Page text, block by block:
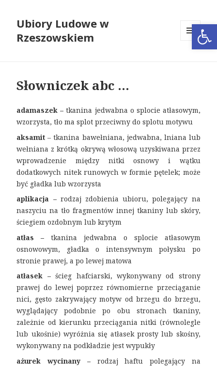
Ubiory Ludowe w
Rzeszowskiem
MENU
Słowniczek abc …
adamaszek –tkanina jedwabna o splocie atłasowym,
wzorzysta, tło ma splot przeciwny do splotu motywu
aksamit– tkanina bawełniana, jedwabna, lniana lub
wełniana z krótką okrywą włosową uzyskiwana przez
wprowadzenie między nitki osnowy i wątku
dodatkowych nitek runowych w formie pętelek; może
być gładka lub wzorzysta
aplikacja – rodzaj zdobienia ubioru, polegający na
naszyciu na tło fragmentów innej tkaniny lub skóry,
ściegiem ozdobnym lub krytym
atłas –tkanina jedwabna o splocie atłasowym
osnowowym, gładka o intensywnym połysku po
stronie prawej, a po lewej matowa
atłasek –ścieg hafciarski, wykonywany od strony
prawej do lewej poprzez równomierne przeciąganie
nici, gęsto zakrywający motyw od brzegu do brzegu,
wyglądający podobnie po obu stronach tkaniny,
zależnie od kierunku przeciągania nitki (równolegle
lub ukośnie) wyróżnia się atłasek prosty lub skośny,
wykonywany na podkładzie jest wypukły
ażurek wycinany – rodzaj haftu polegający na